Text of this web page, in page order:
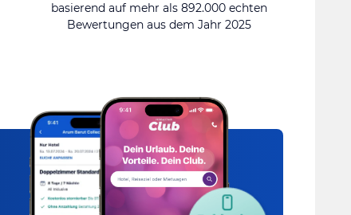
basierend auf mehr als 892.000 echten
Bewertungen aus dem Jahr 2025